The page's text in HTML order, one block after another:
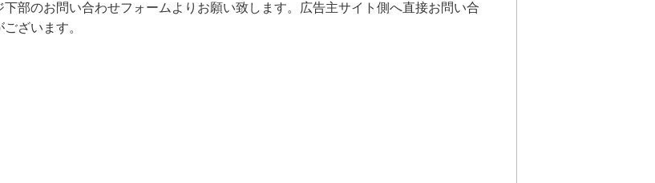
部のお問い合わせフォームよりお願い致します。広告主サイト側へ直接お問い合
ざいます。